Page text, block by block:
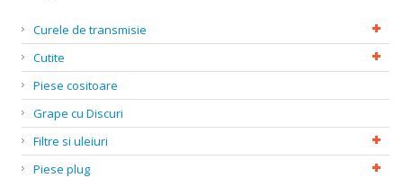
Curele de transmisie
Cutite
Piese cositoare
Grape cu Discuri
Filtre si uleiuri
Piese plug